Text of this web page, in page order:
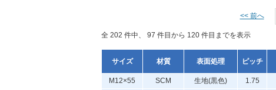
<< 前へ
全 202 件中、 97 件目から 120 件目までを表示
サイズ 材質 表面処理 ピッチ
M12×55 SCM 生地(黒色) 1.75